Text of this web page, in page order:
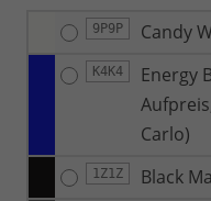
9P9P Candy
K4K4
Energy
Carlo)
1Z1Z Black